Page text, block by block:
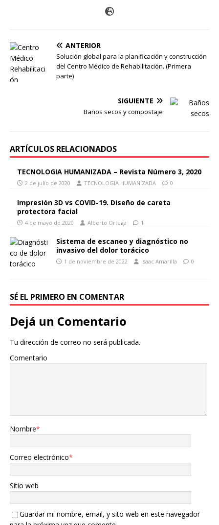
ANTERIOR
Solución global para la planificación y construcción
del Centro Médico de Rehabilitación. (Primera
parte)
SIGUIENTE
Baños secos y compostaje
ARTÍCULOS RELACIONADOS
TECNOLOGIA HUMANIZADA – Revista Número 3, 2020
2 de julio de 2020 TECNOLOGIA HUMANIZADA 0
Impresión 3D vs COVID-19. Diseño de careta
protectora facial
4 de mayo de 2020 Alberto Ortega 1
Sistema de escaneo y diagnóstico no
invasivo del dolor torácico
1 de noviembre de 2022 Isaac Amarilla 0
SÉ EL PRIMERO EN COMENTAR
Dejá un Comentario
Tu dirección de correo no será publicada.
Comentario
Nombre*
Correo electrónico*
Sitio web
Guardar mi nombre, email, y sito web en este navegador